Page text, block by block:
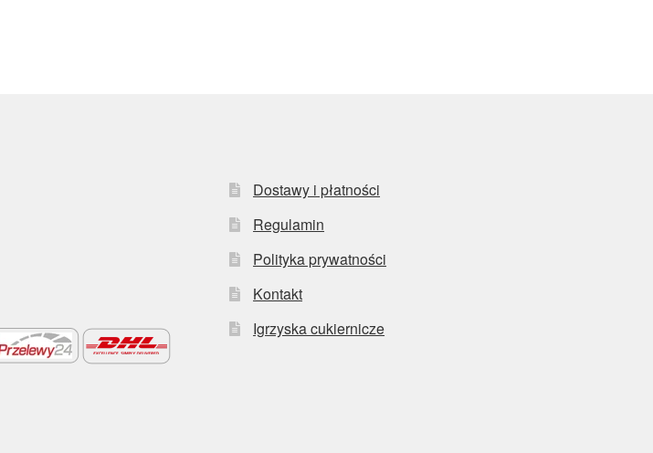
Dostawy i płatności
Regulamin
Polityka prywatności
Kontakt
Igrzyska cukiernicze